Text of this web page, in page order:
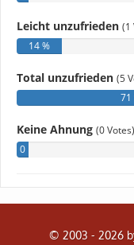
© 2003 - 2026